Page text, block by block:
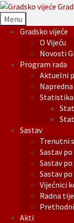
Menu
Gradsko vijeće
O Vijeću
Novosti
Program rada
Aktuelni
Sastav
Trenutni
Sastav
Sastav
Sastav
Vijećnici
Radna
Akti